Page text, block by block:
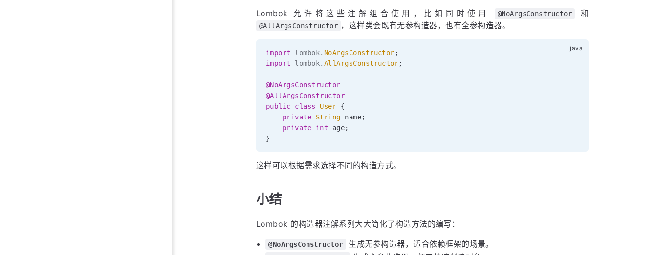
Lombok 允许将这些注解组合使用，比如同时使用 @NoArgsConstructor 和
@AllArgsConstructor ，这样类会既有无参构造器，也有全参构造器。
import lombok. NoArgsConstructor ;
import
lombok. AllArgsConstructor;
@NoArgsConstructor
@AllArgsConstructor
public
class User
{
private
String name;
private
int age;
}
这样可以根据需求选择不同的构造方式。
小结
Lombok 的构造器注解系列大大简化了构造方法的编写：
@NoArgsConstructor 生成无参构造器，适合依赖框架的场景。